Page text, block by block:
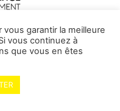
•CONTACT
Média
Contributeurs
garantir la meilleure
vous continuez à
que vous en êtes